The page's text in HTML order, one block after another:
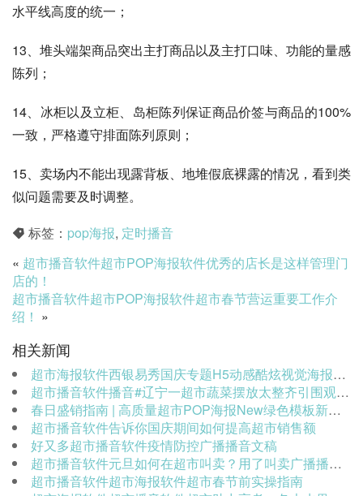
水平线高度的统一；
13、堆头端架商品突出主打商品以及主打口味、功能的量感
陈列；
14、冰柜以及立柜、岛柜陈列保证商品价签与商品的100%
一致，严格遵守排面陈列原则；
15、卖场内不能出现露背板、地堆假底裸露的情况，看到类
似问题需要及时调整。
标签： pop海报, 定时播音
« 超市播音软件超市POP海报软件优秀的店长是这样管理门
店的！
超市播音软件超市POP海报软件超市春节营运重要工作介
绍！ »
相关新闻
超市海报软件西银易秀国庆专题H5动感酷炫视觉海报，让超市国庆营销轻而易举！
超市播音软件播音#辽宁一超市蔬菜摆放太整齐引围观#，网友：店主是不是退伍军人？
春日盛销指南 | 高质量超市POP海报New绿色模板新鲜送达
超市播音软件告诉你国庆期间如何提高超市销售额
好又多超市播音软件疫情防控广播播音文稿
超市播音软件元旦如何在超市叫卖？用了叫卖广播播音的不仅能活跃卖场气氛还能提升大约8%的销量！
超市播音软件超市海报软件超市春节前实操指南